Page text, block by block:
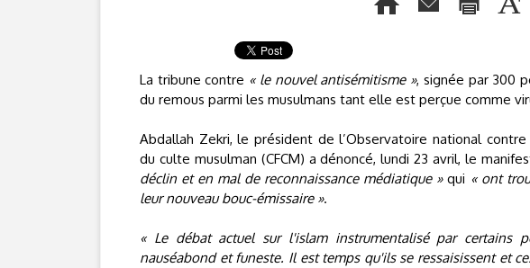
La tribune contre « le nouvel antisémitisme », signée par 300
du remous parmi les musulmans tant elle est perçue comme
Abdallah Zekri, le président de l’Observatoire national contre
du culte musulman (CFCM) a dénoncé, lundi 23 avril, le
déclin et en mal de reconnaissance médiatique »qui « ont
leur nouveau bouc-émissaire ».
« Le débat actuel sur l'islam instrumentalisé par certains
nauséabond et funeste. Il est temps qu'ils se ressaisissent et